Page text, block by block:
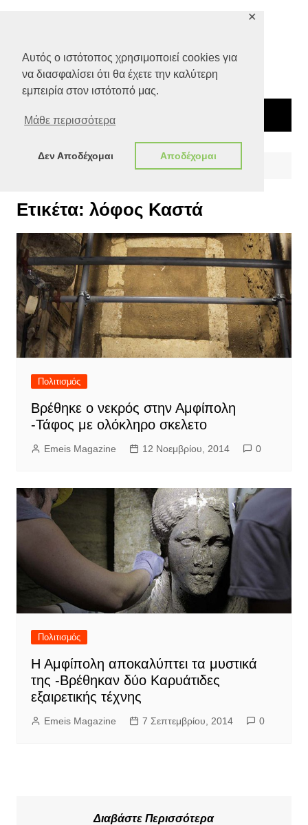
Αυτός ο ιστότοπος χρησιμοποιεί cookies για
να διασφαλίσει ότι θα έχετε την καλύτερη
εμπειρία στον ιστότοπό μας.
Μάθε περισσότερα
Δεν Αποδέχομαι Αποδέχομαι
✕
Ετικέτα: λόφος Καστά
Πολιτισμός
Βρέθηκε ο νεκρός στην Αμφίπολη
-Τάφος με ολόκληρο σκελετο
Emeis Magazine 12 Νοεμβρίου, 2014 0
Πολιτισμός
Η Αμφίπολη αποκαλύπτει τα μυστικά
της -Βρέθηκαν δύο Καρυάτιδες
εξαιρετικής τέχνης
Emeis Magazine 7 Σεπτεμβρίου, 2014 0
Διαβάστε Περισσότερα